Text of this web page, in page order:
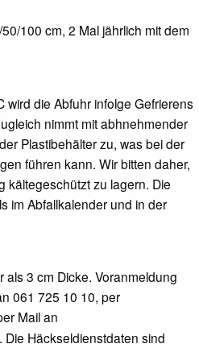
100 cm, 2 Mal jährlich mit dem
wird die Abfuhr infolge Gefrierens
nimmt mit abhnehmender
Plastibehälter zu, was bei der
führen kann. Wir bitten daher,
kältegeschützt zu lagern. Die
im Abfallkalender und in der
als 3 cm Dicke. Voranmeldung
061 725 10 10, per
Mail an
. Die Häckseldienstdaten sind